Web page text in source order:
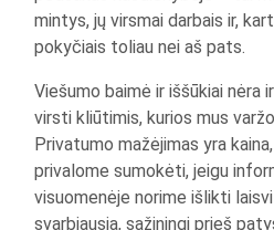
mintys, jų virsmai darbais ir,
pokyčiais toliau nei aš pats.
Viešumo baimė ir iššūkiai nėra
virsti kliūtimis, kurios mus
Privatumo mažėjimas yra
privalome sumokėti, jeigu
visuomenėje norime išlikti laisvi
svarbiausia, sąžiningi prieš